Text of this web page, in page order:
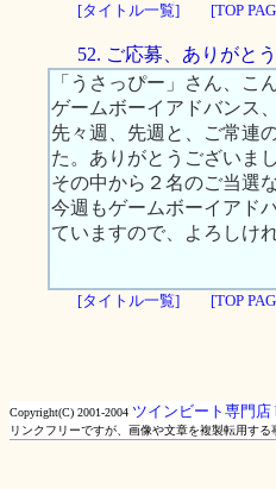
[タイトル一覧] [TOP
52. ご応募、ありがと
「うさっぴー」さん、こ
ゲームボーイアドバンス
先々週、先週と、ご常連
た。ありがとうございまし
その中から２名のご当選
今週もゲームボーイアド
ていますので、よろしけ
[タイトル一覧] [TOP
Copyright(C) 2001-2004 ツインビート専門店
リンクフリーですが、画像や文章を複製転用する